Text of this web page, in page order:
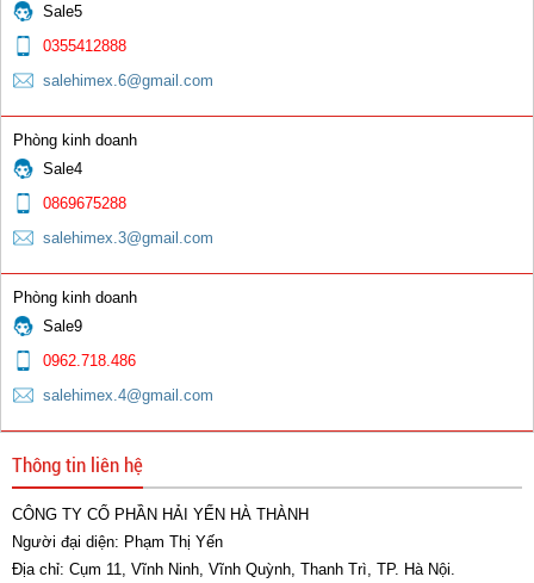
Cáp hàn
Sale5
0355412888
salehimex.6@gmail.com
Phòng kinh doanh
Sale4
0869675288
salehimex.3@gmail.com
Phòng kinh doanh
Sale9
0962.718.486
salehimex.4@gmail.com
Thông tin liên hệ
CÔNG TY CỔ PHẦN HẢI YẾN HÀ THÀNH
Người đại diện: Phạm Thị Yến
Địa chỉ: Cụm 11, Vĩnh Ninh, Vĩnh Quỳnh, Thanh Trì, TP. Hà Nội.